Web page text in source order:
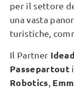
per il settore
una vasta
turistiche,
Il Partner
Passepartout
Robotics